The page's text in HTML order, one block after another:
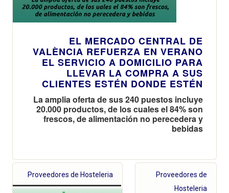
EL MERCADO CENTRAL DE
VALÈNCIA REFUERZA EN VERANO
EL SERVICIO A DOMICILIO PARA
LLEVAR LA COMPRA A SUS
CLIENTES ESTÉN DONDE ESTÉN
La amplia oferta de sus 240 puestos incluye
20.000 productos, de los cuales el 84% son
frescos, de alimentación no perecedera y
bebidas
Proveedores de Hosteleria
Proveedores de
Hosteleria